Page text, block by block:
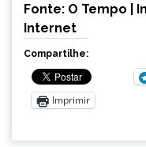
Fonte: O Tempo |
Internet
Compartilhe:
Imprimir